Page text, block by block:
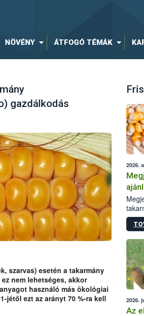
NÖVÉNY ÁTFOGÓ TÉMÁK
gazdálkodás
szarvas) esetén a takarmány
nem lehetséges, akkor
használó más ökológiai
jétől ezt az arányt 70 %-ra kell
2026.
2026.
Az